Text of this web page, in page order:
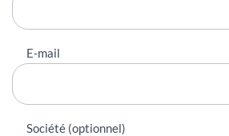
E-mail
Société (optionnel)